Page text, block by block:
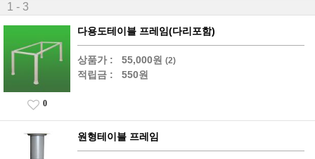
1 - 3
다용도테이블 프레임(다리포함)
상품가 : 55,000원 (2)
적립금 : 550원
0
원형테이블 프레임